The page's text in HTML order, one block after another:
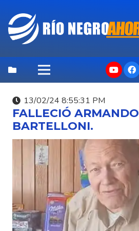
13/02/24 8:55:31 PM
FALLECIÓ ARMANDO
BARTELLONI.